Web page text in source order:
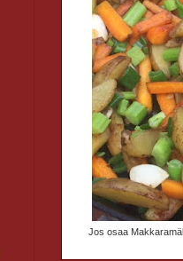
Jos osaa